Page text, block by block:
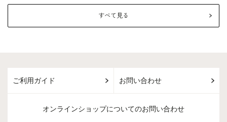
すべて見る
ご利用ガイド お問い合わせ
オンラインショップについてのお問い合わせ